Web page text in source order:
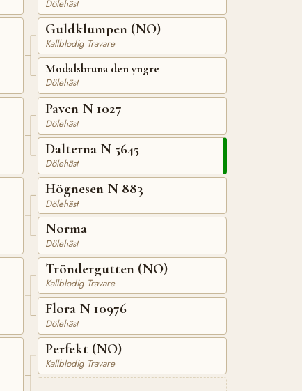
Dölehäst
Guldklumpen (NO)
Kallblodig Travare
Modalsbruna den yngre
Dölehäst
Paven N 1027
Dölehäst
Dalterna N 5645
Dölehäst
Högnesen N 883
Dölehäst
Norma
Dölehäst
Tröndergutten (NO)
Kallblodig Travare
Flora N 10976
Dölehäst
Perfekt (NO)
Kallblodig Travare